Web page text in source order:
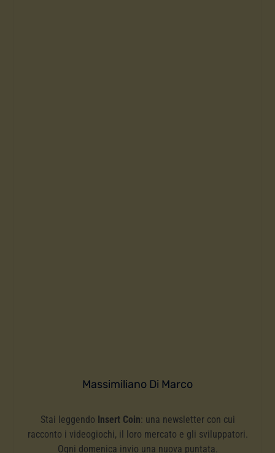
Massimiliano Di Marco
Stai leggendo Insert Coin: una newsletter con cui
racconto i videogiochi, il loro mercato e gli sviluppatori.
Ogni domenica invio una nuova puntata.